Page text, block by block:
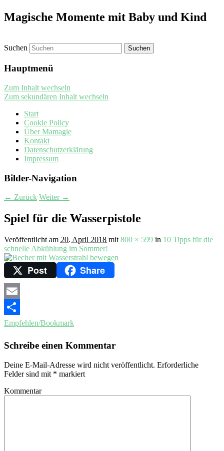
Magische Momente mit Baby und Kind
Suchen
Hauptmenü
Zum Inhalt wechseln
Zum sekundären Inhalt wechseln
Start
Cookie Policy
Über Mamagie
Kontakt
Datenschutzerklärung
Impressum
Bilder-Navigation
← Zurück Weiter →
Spiel für die Wasserpistole
Veröffentlicht am 20. April 2018 mit 800 × 599 in 10 Tipps für die
schnelle Abkühlung im Sommer!
Post Share
Email
Empfehlen/Bookmark
Schreibe einen Kommentar
Deine E-Mail-Adresse wird nicht veröffentlicht. Erforderliche
Felder sind mit * markiert
Kommentar